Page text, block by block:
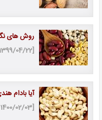
روش های
[1399/04/22 20:59:24]
آیا بادام
[1400/02/03 00:00:00]